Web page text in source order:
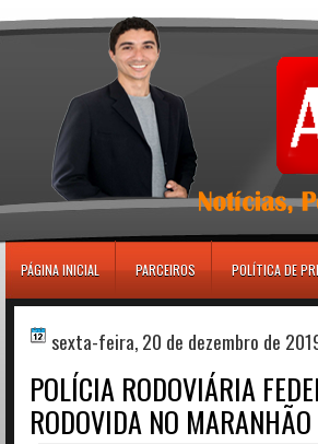
PÁGINA INICIAL PARCEIROS POLÍTICA DE
sexta-feira, 20 de dezembro de
POLÍCIA RODOVIÁRIA
RODOVIDA NO MARANHÃO